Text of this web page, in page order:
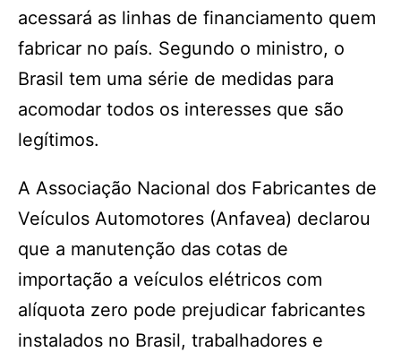
acessará as linhas de financiamento quem
fabricar no país. Segundo o ministro, o
Brasil tem uma série de medidas para
acomodar todos os interesses que são
legítimos.
A Associação Nacional dos Fabricantes de
Veículos Automotores (Anfavea) declarou
que a manutenção das cotas de
importação a veículos elétricos com
alíquota zero pode prejudicar fabricantes
instalados no Brasil, trabalhadores e